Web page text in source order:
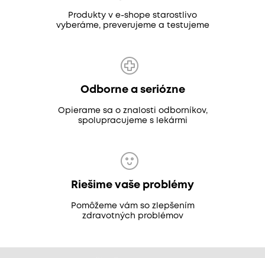
Produkty v e-shope starostlivo
vyberáme, preverujeme a testujeme
Odborne a seriózne
Opierame sa o znalosti odborníkov,
spolupracujeme s lekármi
Riešime vaše problémy
Pomôžeme vám so zlepšením
zdravotných problémov